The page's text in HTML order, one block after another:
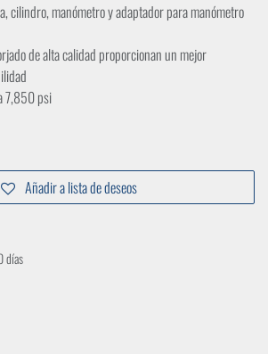
cilindro, manómetro y adaptador para manómetro
de alta calidad proporcionan un mejor
7,850 psi
Añadir a lista de deseos
días